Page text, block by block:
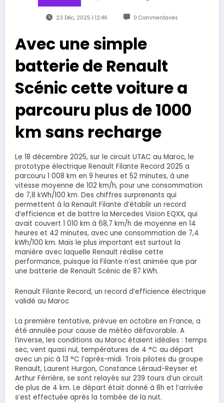
23 Déc, 2025 | 12:46 0 Commentaires
Avec une simple
batterie de Renault
Scénic cette voiture a
parcouru plus de 1000
km sans recharge
Le 18 décembre 2025, sur le circuit UTAC au Maroc, le
prototype électrique Renault Filante Record 2025 a
parcouru 1 008 km en 9 heures et 52 minutes, à une
vitesse moyenne de 102 km/h, pour une consommation
de 7,8 kWh/100 km. Des chiffres surprenants qui
permettent à la Renault Filante d’établir un record
d’efficience et de battre la Mercedes Vision EQXX, qui
avait couvert 1 010 km à 68,7 km/h de moyenne en 14
heures et 42 minutes, avec une consommation de 7,4
kWh/100 km. Mais le plus important est surtout la
manière avec laquelle Renault réalise cette
performance, puisque la Filante n’est animée que par
une batterie de Renault Scénic de 87 kWh.
Renault Filante Record, un record d’efficience électrique
validé au Maroc
La première tentative, prévue en octobre en France, a
été annulée pour cause de météo défavorable. A
l’inverse, les conditions au Maroc étaient idéales : temps
sec, vent quasi nul, températures de 4 °C au départ
avec un pic à 13 °C l’après-midi. Trois pilotes du groupe
Renault, Laurent Hurgon, Constance Léraud-Reyser et
Arthur Férrière, se sont relayés sur 239 tours d’un circuit
de plus de 4 km. Le départ était donné à 8h et l’arrivée
s’est effectuée après la tombée de la nuit.